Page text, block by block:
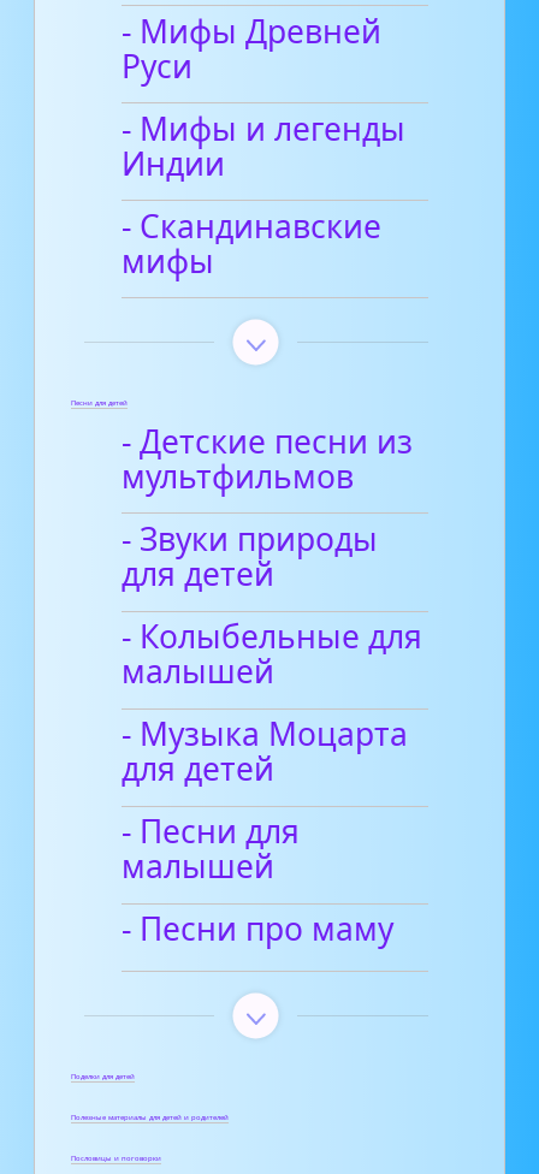
- Мифы Древней
Руси
- Мифы и легенды
Индии
- Скандинавские
мифы
Песни для детей
- Детские песни из
мультфильмов
- Звуки природы
для детей
- Колыбельные для
малышей
- Музыка Моцарта
для детей
- Песни для
малышей
- Песни про маму
Поделки для детей
Полезные материалы для детей и родителей
Пословицы и поговорки